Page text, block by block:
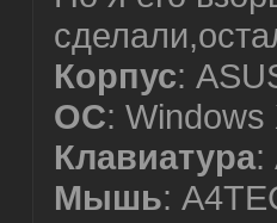
Корпус:
ОС: Windows
Клавиатура:
Мышь: